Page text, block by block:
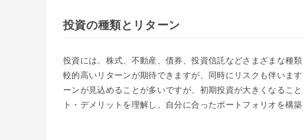
投資の種類とリターン
投資には、株式、不動産、債券、投資信託などさまざまな種
較的高いリターンが期待できますが、同時にリスクも伴いま
ーンが見込めることが多いですが、初期投資が大きくなるこ
ト・デメリットを理解し、自分に合ったポートフォリオを構